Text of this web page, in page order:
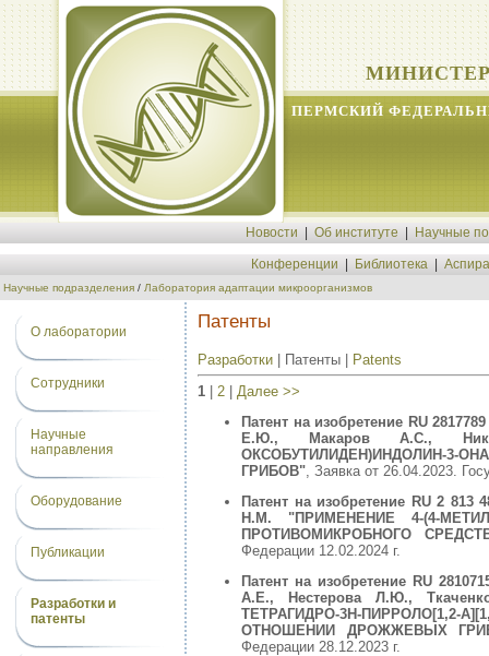
ПЕРМСКИЙ
Новости Об институте Научные
Конференции Библиотека
Научные подразделения / Лаборатория адаптации микроорганизмов
О лаборатории
Сотрудники
Научные
направления
Оборудование
Публикации
Разработки и
патенты
Патенты
Разработки | Патенты | Patents
1
2
Далее >>
Патент на изобретение RU
Е.Ю., Макаров А.С.,
ОКСОБУТИЛИДЕН)ИНДОЛИН-3-
ГРИБОВ", Заявка от 26.04.2023.
Патент на изобретение RU 2
Н.М. "ПРИМЕНЕНИЕ 4-(4-
ПРОТИВОМИКРОБНОГО
Федерации 12.02.2024 г.
Патент на изобретение RU
А.Е., Нестерова Л.Ю.,
ТЕТРАГИДРО-3H-
ОТНОШЕНИИ ДРОЖЖЕВЫХ
Федерации 28.12.2023 г.